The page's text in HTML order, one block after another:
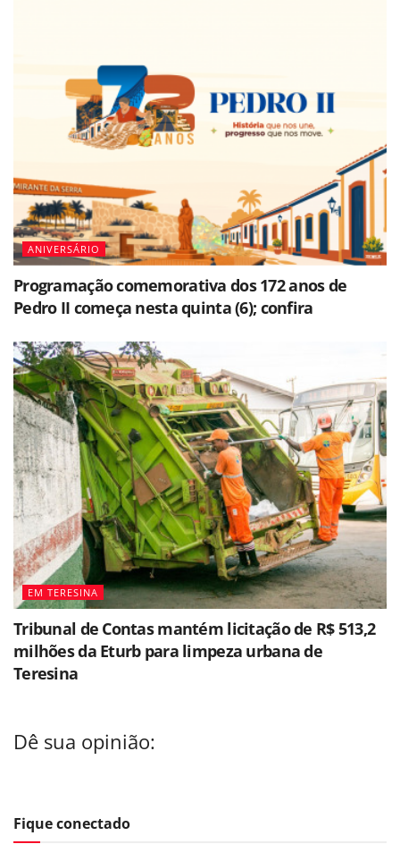
ANIVERSÁRIO
Programação comemorativa dos 172 anos de
Pedro II começa nesta quinta (6); confira
EM TERESINA
Tribunal de Contas mantém licitação de R$ 513,2
milhões da Eturb para limpeza urbana de
Teresina
Dê sua opinião:
Fique conectado